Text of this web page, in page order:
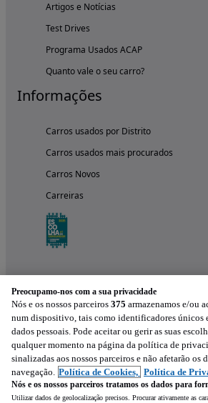
Artigos e Notícias
Test Drives
Programa Usados ACAP
Quanto vale o seu carro?
Informações
Carros usados por Distrito
Carros usados mais procurados
Carros Novos
Carreiras
Experimenta a
Preocupamo-nos com a sua privacidade
Nós e os nossos parceiros 375 armazenamos e/ou
num dispositivo, tais como identificadores únicos
dados pessoais. Pode aceitar ou gerir as suas
qualquer momento na página da política de
sinalizadas aos nossos parceiros e não afetarão os
navegação. Política de Cookies, Política de
Nós e os nossos parceiros tratamos os dados para
Utilizar dados de geolocalização precisos. Procurar ativamente as